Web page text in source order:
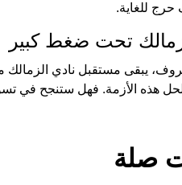
للغاية.
تحت ضغط كبير
يبقى مستقبل نادي الزمالك
لحل هذه الأزمة. فهل ستنجح في
صلة